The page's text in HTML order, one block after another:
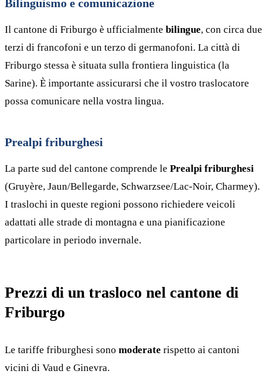
Bilinguismo e comunicazione
Il cantone di Friburgo è ufficialmente bilingue, con circa due
terzi di francofoni e un terzo di germanofoni. La città di
Friburgo stessa è situata sulla frontiera linguistica (la
Sarine). È importante assicurarsi che il vostro traslocatore
possa comunicare nella vostra lingua.
Prealpi friburghesi
La parte sud del cantone comprende le Prealpi friburghesi
(Gruyère, Jaun/Bellegarde, Schwarzsee/Lac-Noir, Charmey).
I traslochi in queste regioni possono richiedere veicoli
adattati alle strade di montagna e una pianificazione
particolare in periodo invernale.
Prezzi di un trasloco nel cantone di
Friburgo
Le tariffe friburghesi sono moderate rispetto ai cantoni
vicini di Vaud e Ginevra.